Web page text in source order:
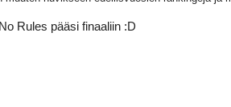
Rules pääsi finaaliin :D